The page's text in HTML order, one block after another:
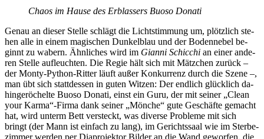
Cha­os im Hau­se des Erb­las­sers Buo­so Donati
Ge­nau an die­ser Stel­le schlägt die Licht­stim­mung um, plötz­lich ste­
hen alle in ei­nem ma­gi­schen Dun­kel­blau und der Bo­den­ne­bel be­
ginnt zu wa­bern. Ähn­li­ches wird im Gi­an­ni Schic­chi an ei­ner an­de­
ren Stel­le auf­leuch­ten. Die Re­gie hält sich mit Mätz­chen zu­rück –
der Mon­ty-Py­thon-Rit­ter läuft au­ßer Kon­kur­renz durch die Sze­ne –,
man übt sich statt­des­sen in gu­ten Wit­zen: Der end­lich glück­lich da­
hin­ge­rö­chel­te Buo­so Do­na­ti, einst ein Guru, der mit sei­ner „Clean
your Karma“-Firma dank sei­ner „Mön­che“ gute Ge­schäf­te ge­macht
hat, wird un­term Bett ver­steckt, was di­ver­se Pro­ble­me mit sich
bringt (der Mann ist ein­fach zu lang), im Ge­richts­saal wie im Ster­be­
zim­mer wer­den per Dia­pro­jek­tor Bil­der an die Wand ge­wor­fen, die